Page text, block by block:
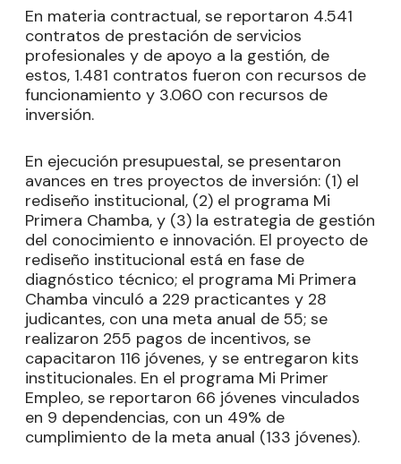
En materia contractual, se reportaron 4.541
contratos de prestación de servicios
profesionales y de apoyo a la gestión, de
estos, 1.481 contratos fueron con recursos de
funcionamiento y 3.060 con recursos de
inversión.
En ejecución presupuestal, se presentaron
avances en tres proyectos de inversión: (1) el
rediseño institucional, (2) el programa Mi
Primera Chamba, y (3) la estrategia de gestión
del conocimiento e innovación. El proyecto de
rediseño institucional está en fase de
diagnóstico técnico; el programa Mi Primera
Chamba vinculó a 229 practicantes y 28
judicantes, con una meta anual de 55; se
realizaron 255 pagos de incentivos, se
capacitaron 116 jóvenes, y se entregaron kits
institucionales. En el programa Mi Primer
Empleo, se reportaron 66 jóvenes vinculados
en 9 dependencias, con un 49% de
cumplimiento de la meta anual (133 jóvenes).